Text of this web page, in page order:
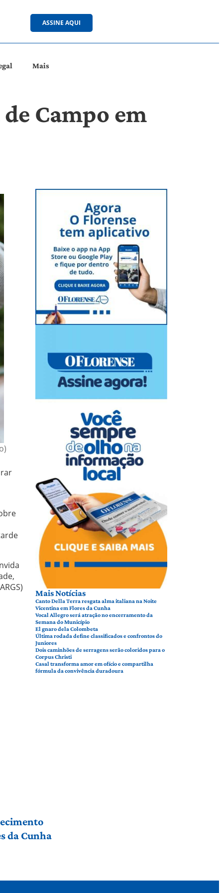
ASSINE AQUI
Mais
Campo em
Mais Notícias
Canto Della Terra resgata alma italiana na Noite
Vicentina em Flores da Cunha
Vocal Allegro será atração no encerramento da
Semana do Município
El gnaro dela Colombeta
Última rodada define classificados e confrontos do
Juniores
Dois caminhões de serragens serão coloridos para o
Corpus Christi
Casal transforma amor em ofício e compartilha
fórmula da convivência duradoura
da Cunha